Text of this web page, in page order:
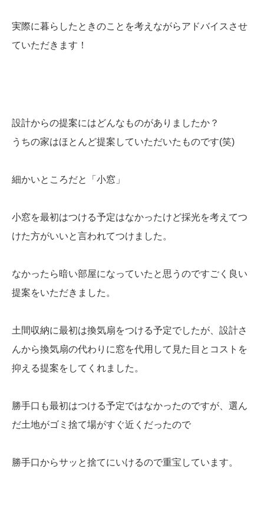
実際に暮らしたときのことを考えながらアドバイスさせ
ていただきます！
設計からの提案にはどんなものがありましたか？
うちの家はほとんど提案していただいたものです(笑)
細かいところだと「小窓」
小窓を最初はつける予定はなかったけど採光を考えてつ
けた方がいいと言われてつけました。
なかったら暗い部屋になっていたと思うのですごく良い
提案をいただきました。
土間収納に最初は換気扇をつける予定でしたが、設計さ
んから換気扇の代わりに窓を代用して見た目とコストを
抑える提案をしてくれました。
勝手口も最初はつける予定ではなかったのですが、選ん
だ土地がゴミ捨て場がすぐ近くだったので
勝手口からサッと捨てにいけるので重宝しています。